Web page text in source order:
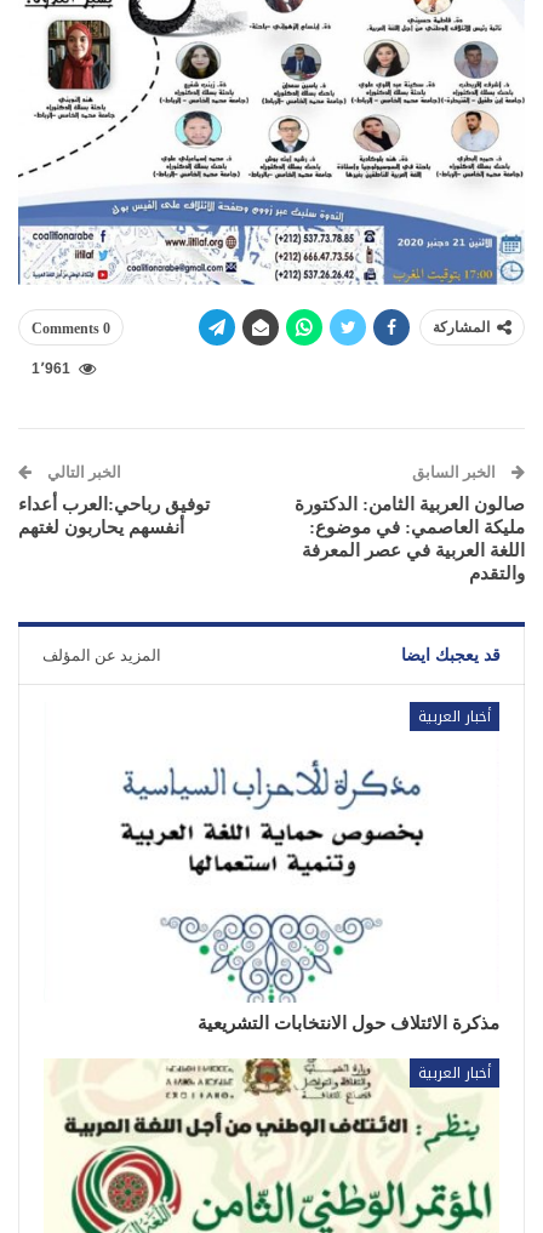
المشاركة 0 Comments
1٬961
الخبر السابق
صالون العربية الثامن: الدكتورة
مليكة العاصمي: في موضوع:
اللغة العربية في عصر المعرفة
والتقدم
الخبر التالي
توفيق رباحي:العرب أعداء
أنفسهم يحاربون لغتهم
قد يعجبك ايضا المزيد عن المؤلف
أخبار العربية
مذكرة الائتلاف حول الانتخابات التشريعية
أخبار العربية